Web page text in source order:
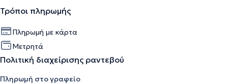
Τρόποι πληρωμής
Πληρωμή με κάρτα
Μετρητά
Πολιτική διαχείρισης ραντεβού
Πληρωμή στο γραφείο